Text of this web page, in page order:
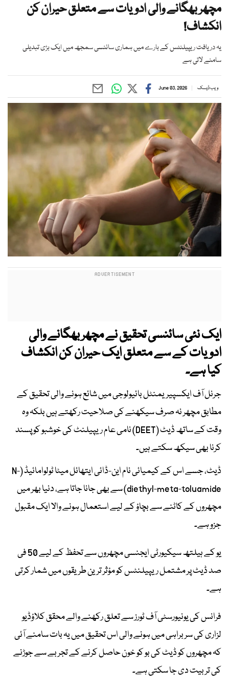
مچھر بھگانے والی ادویات سے متعلق حیران کن
انکشاف!
یہ دریافت ریپیلنٹس کے بارے میں ہماری سائنسی سمجھ میں ایک بڑی تبدیلی
سامنے لاتی ہے
ویب ڈیسک June 03, 2026
ایک نئی سائنسی تحقیق نے مچھر بھگانے والی
ادویات کے سے متعلق ایک حیران کن انکشاف
کیا ہے۔
جرنل آف ایکسپیریمنٹل بائیولوجی میں شائع ہونے والی تحقیق کے
مطابق مچھر نہ صرف سیکھنے کی صلاحیت رکھتے ہیں بلکہ وہ
وقت کے ساتھ ڈیٹ (DEET) نامی عام ریپیلنٹ کی خوشبو کو پسند
کرنا بھی سیکھ سکتے ہیں۔
ڈیٹ، جسے اس کے کیمیائی نام این-ڈائی ایتھائل میٹا ٹولوامائیڈ (N-
diethyl-meta-toluamide) سے بھی جانا جاتا ہے، دنیا بھر میں
مچھروں کے کاٹنے سے بچاؤ کے لیے استعمال ہونے والا ایک مقبول
جزو ہے۔
یو کے ہیلتھ سیکیورٹی ایجنسی مچھروں سے تحفظ کے لیے 50 فی
صد ڈیٹ پر مشتمل ریپیلنٹس کو مؤثر ترین طریقوں میں شمار کرتی
ہے۔
فرانس کی یونیورسٹی آف ٹورز سے تعلق رکھنے والے محقق کلاؤڈیو
لزاری کی سربراہی میں ہونے والی اس تحقیق میں یہ بات سامنے آئی
کہ مچھروں کو ڈیٹ کی بو کو خون حاصل کرنے کے تجربے سے جوڑنے
کی تربیت دی جا سکتی ہے۔